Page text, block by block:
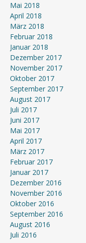
Mai 2018
April 2018
März 2018
Februar 2018
Januar 2018
Dezember 2017
November 2017
Oktober 2017
September 2017
August 2017
Juli 2017
Juni 2017
Mai 2017
April 2017
März 2017
Februar 2017
Januar 2017
Dezember 2016
November 2016
Oktober 2016
September 2016
August 2016
Juli 2016